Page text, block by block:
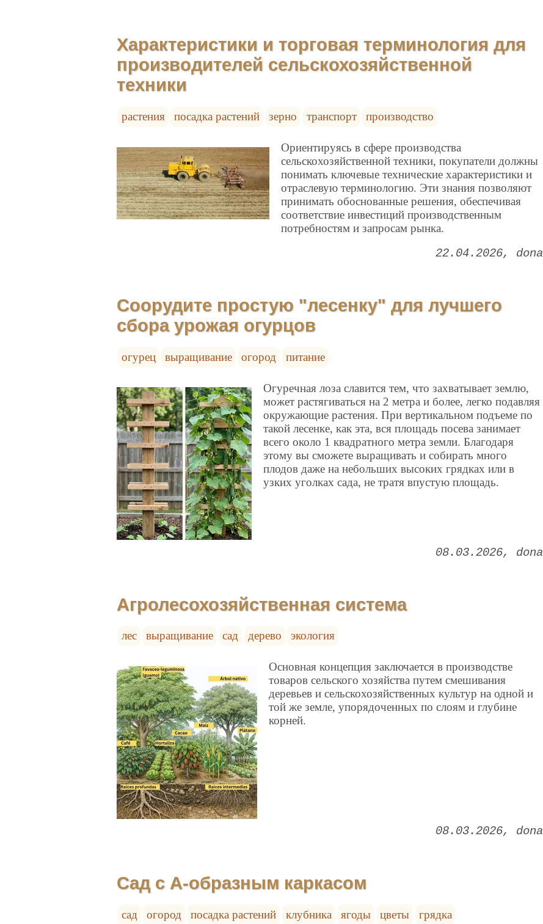
Характеристики и торговая терминология для
производителей сельскохозяйственной
техники
растения посадка растений зерно транспорт производство
Ориентируясь в сфере производства
сельскохозяйственной техники, покупатели должны
понимать ключевые технические характеристики и
отраслевую терминологию. Эти знания позволяют
принимать обоснованные решения, обеспечивая
соответствие инвестиций производственным
потребностям и запросам рынка.
22.04.2026 dona
Соорудите простую "лесенку" для лучшего
сбора урожая огурцов
огурец выращивание огород питание
Огуречная лоза славится тем, что захватывает землю,
может растягиваться на 2 метра и более, легко подавляя
окружающие растения. При вертикальном подъеме по
такой лесенке, как эта, вся площадь посева занимает
всего около 1 квадратного метра земли. Благодаря
этому вы сможете выращивать и собирать много
плодов даже на небольших высоких грядках или в
узких уголках сада, не тратя впустую площадь.
08.03.2026 dona
Агролесохозяйственная система
лес выращивание сад дерево экология
Основная концепция заключается в производстве
товаров сельского хозяйства путем смешивания
деревьев и сельскохозяйственных культур на одной и
той же земле, упорядоченных по слоям и глубине
корней.
08.03.2026 dona
Сад с А-образным каркасом
сад огород посадка растений клубника ягоды цветы грядка